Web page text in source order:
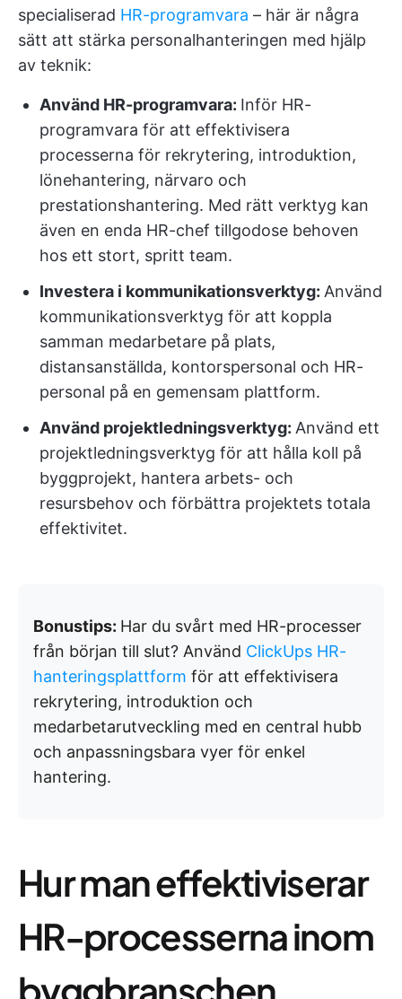
specialiserad HR-programvara – här är några
sätt att stärka personalhanteringen med hjälp
av teknik:
Använd HR-programvara: Inför HR-
programvara för att effektivisera
processerna för rekrytering, introduktion,
lönehantering, närvaro och
prestationshantering. Med rätt verktyg kan
även en enda HR-chef tillgodose behoven
hos ett stort, spritt team.
Investera i kommunikationsverktyg: Använd
kommunikationsverktyg för att koppla
samman medarbetare på plats,
distansanställda, kontorspersonal och HR-
personal på en gemensam plattform.
Använd projektledningsverktyg: Använd ett
projektledningsverktyg för att hålla koll på
byggprojekt, hantera arbets- och
resursbehov och förbättra projektets totala
effektivitet.
Bonustips: Har du svårt med HR-processer
från början till slut? Använd ClickUps HR-
hanteringsplattform för att effektivisera
rekrytering, introduktion och
medarbetarutveckling med en central hubb
och anpassningsbara vyer för enkel
hantering.
Hur man effektiviserar
HR-processerna inom
byggbranschen